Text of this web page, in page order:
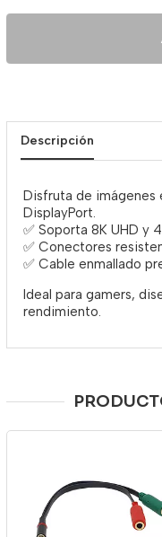
Descripción
Disfruta de imágenes
DisplayPort.
✅ Soporta 8K UHD y
✅ Conectores
✅ Cable enmallado
Ideal para gamers,
rendimiento.